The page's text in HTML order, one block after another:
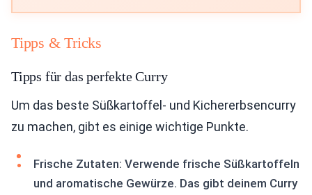
Tipps & Tricks
Tipps für das perfekte Curry
Um das beste Süßkartoffel- und Kichererbsencurry
zu machen, gibt es einige wichtige Punkte.
Frische Zutaten: Verwende frische Süßkartoffeln
und aromatische Gewürze. Das gibt deinem Curry